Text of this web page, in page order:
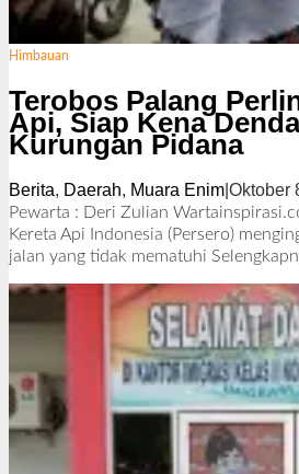
Himbauan
Terobos Palang
Api, Siap Kena
Kurungan Pidana
Berita, Daerah, Muara Enim| Oktober
Pewarta : Deri Zulian
Kereta Api Indonesia (Persero)
jalan yang tidak mematuhi